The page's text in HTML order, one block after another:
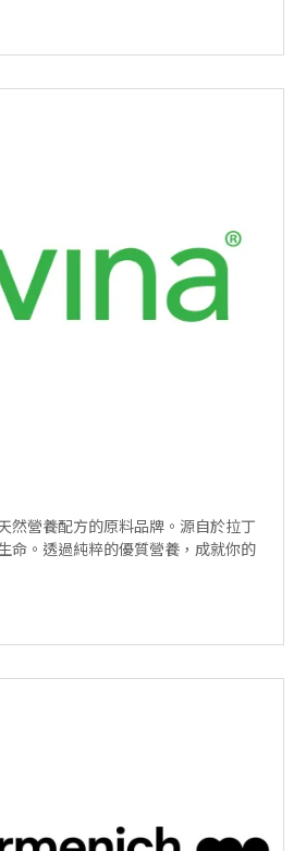
然營養配方的原料品牌。源自於拉丁
命。透過純粹的優質營養，成就你的